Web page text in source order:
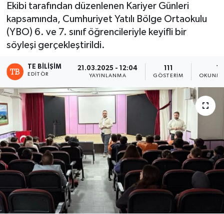
Ekibi tarafından düzenlenen Kariyer Günleri
kapsamında, Cumhuriyet Yatılı Bölge Ortaokulu
(YBO) 6. ve 7. sınıf öğrencileriyle keyifli bir
söyleşi gerçekleştirildi.
TE BILIŞIM
EDITÖR
21.03.2025 - 12:04
YAYINLANMA
111
GÖSTERIM
1
Eğitim
Tüm Manşetler
Son Dakika Haberleri
Haber Arşivi